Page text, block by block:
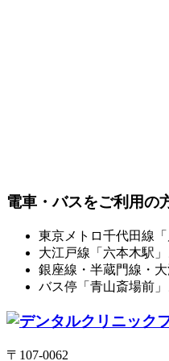
電車・バスをご利用の
東京メトロ千代田線
大江戸線「六本木駅
銀座線・半蔵門線・
バス停「青山斎場前
〒107-0062